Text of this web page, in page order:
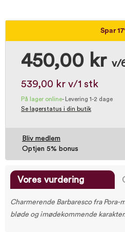
Spar
450,00 kr v/
539,00 kr v/1 stk
På lager online-
Levering 1-2 dage
Se lagerstatus i din butik
Bliv medlem
Optjen 5% bonus
Vores vurdering
Charmerende Barbaresco fra Pora-
bløde og imødekommende karakter.